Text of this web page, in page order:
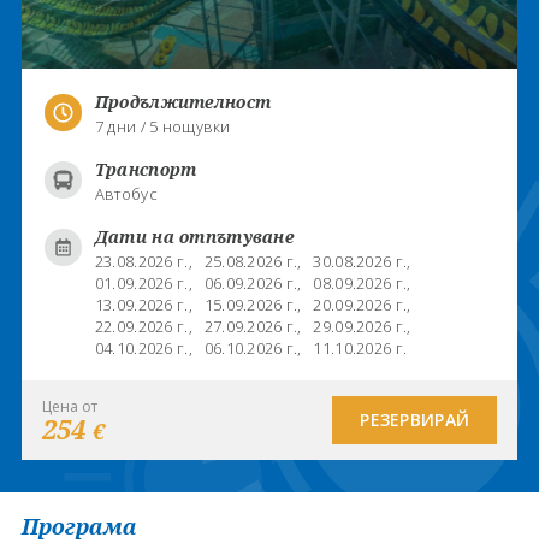
Продължителност
7 дни / 5 нощувки
Транспорт
Автобус
Дати на отпътуване
23.08.2026 г., 25.08.2026 г.,30.08.2026 г.,
01.09.2026 г., 06.09.2026 г., 08.09.2026 г.,
13.09.2026 г.,
15.09.2026 г.,20.09.2026 г.,
22.09.2026 г., 27.09.2026 г.,29.09.2026 г.,
04.10.2026 г., 06.10.2026 г., 11.10.2026 г.
РЕЗЕРВИРАЙ
Цена от
254 €
Програма